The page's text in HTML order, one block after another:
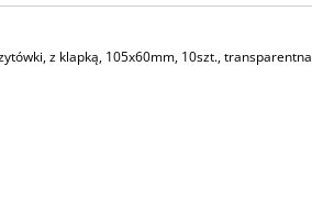
z klapką, 105x60mm, 10szt., transparentna